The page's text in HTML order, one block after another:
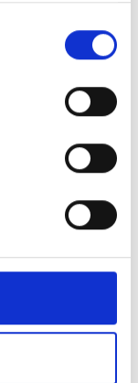
Gredzens ar briljantiem (0.03ct), smaragdu (0.05ct) 710-1261